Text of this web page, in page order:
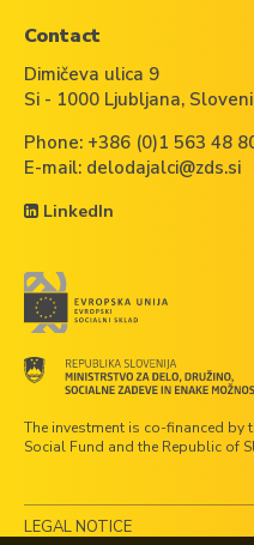
The investment is co-financed by
Social Fund and the Republic of
Contact
Dimičeva ulica 9
Si - 1000 Ljubljana,
Phone: +386 (0)1 563 48
E-mail: delodajalci@zds.si
LinkedIn
LEGAL NOTICE